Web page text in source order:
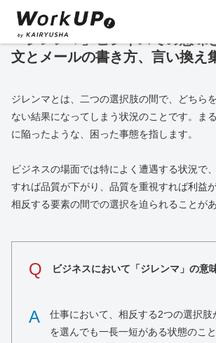
「ジレンマ」ビジネスでの意味
文とメールの書き方、言い換え
ジレンマとは、二つの選択肢の間で、どちら
ない結果になってしまう状況のことです。ま
に陥ったような、困った事態を指します。
ビジネスの場面では特によく遭遇する状況で
すれば品質が下がり、品質を重視すれば利益
相反する要素の間での選択を迫られることが
Q ビジネスにおいて「ジレンマ」の意
A
仕事において、相反する2つの選択肢
を選んでも一長一短がある状態のこと